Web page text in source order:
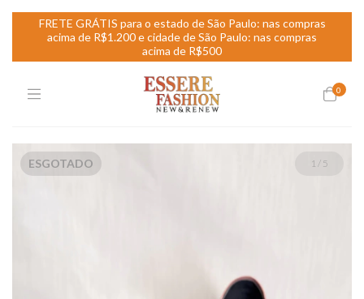
FRETE GRÁTIS para o estado de São Paulo: nas compras
acima de R$1.200 e cidade de São Paulo: nas compras
acima de R$500
0
ESGOTADO 1 / 5